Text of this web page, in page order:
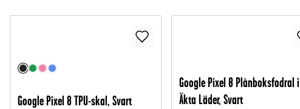
Google Pixel 8 TPU-skal, Svart
Google Pixel 8 Plånboksfodral i
Äkta Läder, Svart